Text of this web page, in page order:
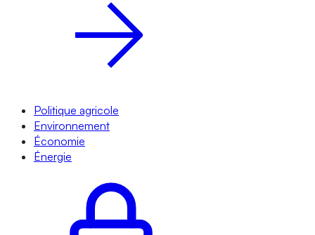
Politique agricole
Environnement
Économie
Énergie